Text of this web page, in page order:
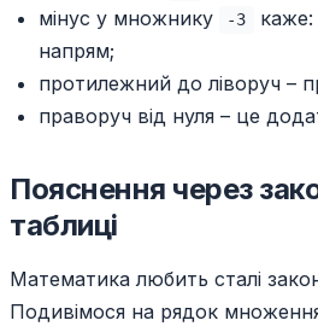
мінус у множнику
-3
напрям;
протилежний до ліворуч –
праворуч від нуля – це
Пояснення через
таблиці
Математика любить сталі
Подивімося на рядок